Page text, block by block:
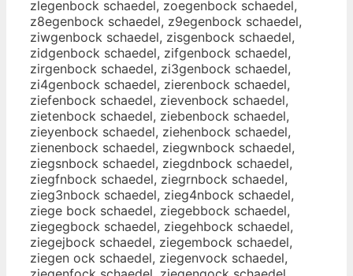
zlegenbock schaedel, zoegenbock schaedel,
z8egenbock schaedel, z9egenbock schaedel,
ziwgenbock schaedel, zisgenbock schaedel,
zidgenbock schaedel, zifgenbock schaedel,
zirgenbock schaedel, zi3genbock schaedel,
zi4genbock schaedel, zierenbock schaedel,
ziefenbock schaedel, zievenbock schaedel,
zietenbock schaedel, ziebenbock schaedel,
zieyenbock schaedel, ziehenbock schaedel,
zienenbock schaedel, ziegwnbock schaedel,
ziegsnbock schaedel, ziegdnbock schaedel,
ziegfnbock schaedel, ziegrnbock schaedel,
zieg3nbock schaedel, zieg4nbock schaedel,
ziege bock schaedel, ziegebbock schaedel,
ziegegbock schaedel, ziegehbock schaedel,
ziegejbock schaedel, ziegembock schaedel,
ziegen ock schaedel, ziegenvock schaedel,